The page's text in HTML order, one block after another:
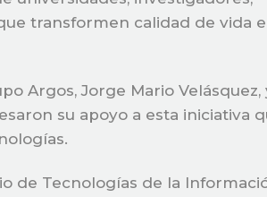
transformen calidad de vida
Argos, Jorge Mario Velásquez,
su apoyo a esta iniciativa
de Tecnologías de la